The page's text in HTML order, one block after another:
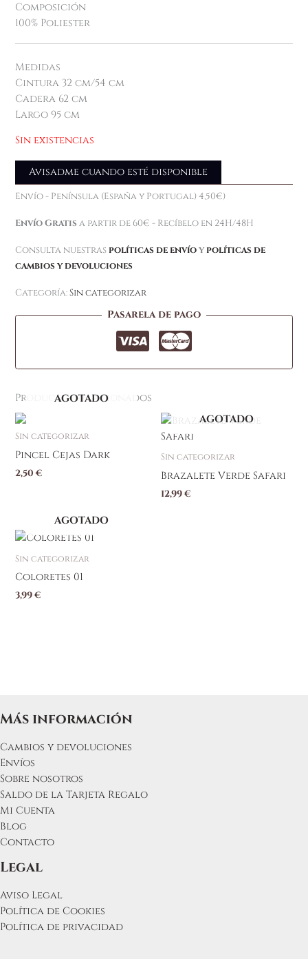
Composición
100% Poliester
Medidas
Cintura 32 cm/54 cm
Cadera 62 cm
Largo 95 cm
Sin existencias
Avisadme cuando esté disponible
Envío - Península (España y Portugal) 4,50€)
Envío Gratis a partir de 60€ - Recíbelo en 24H/48H
Consulta nuestras políticas de envíoy políticas de
cambios y devoluciones
Categoría:Sin categorizar
Pasarela de pago
Productos relacionados
AGOTADO
Sin categorizar
Pincel Cejas Dark
2,50€
AGOTADO
Sin categorizar
Brazalete Verde Safari
12,99€
AGOTADO
Sin categorizar
Coloretes 01
3,99€
Más información
Cambios y devoluciones
Envíos
Sobre nosotros
Saldo de la Tarjeta Regalo
Mi Cuenta
Blog
Contacto
Legal
Aviso Legal
Política de Cookies
Política de privacidad